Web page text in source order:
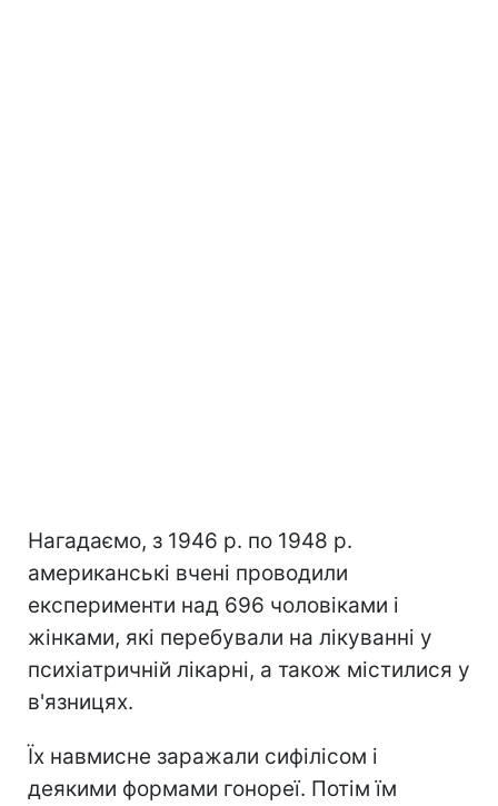
Нагадаємо, з 1946 р. по 1948 р.
американські вчені проводили
експерименти над 696 чоловіками і
жінками, які перебували на лікуванні у
психіатричній лікарні, а також містилися у
в'язницях.
Їх навмисне заражали сифілісом і
деякими формами гонореї. Потім їм